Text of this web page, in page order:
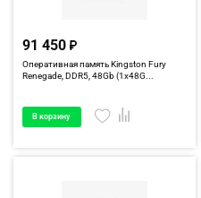
91 450
Оперативная память Kingston Fury
Renegade, DDR5, 48Gb (1x48G...
В корзину